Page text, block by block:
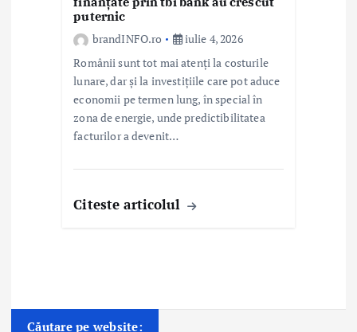
puternic
brandINFO.ro
iulie 4, 2026
Românii sunt tot mai atenți la costurile
lunare, dar și la investițiile care pot aduce
economii pe termen lung, în special în
zona de energie, unde predictibilitatea
facturilor a devenit…
Citeste articolul
Căutare pe website: